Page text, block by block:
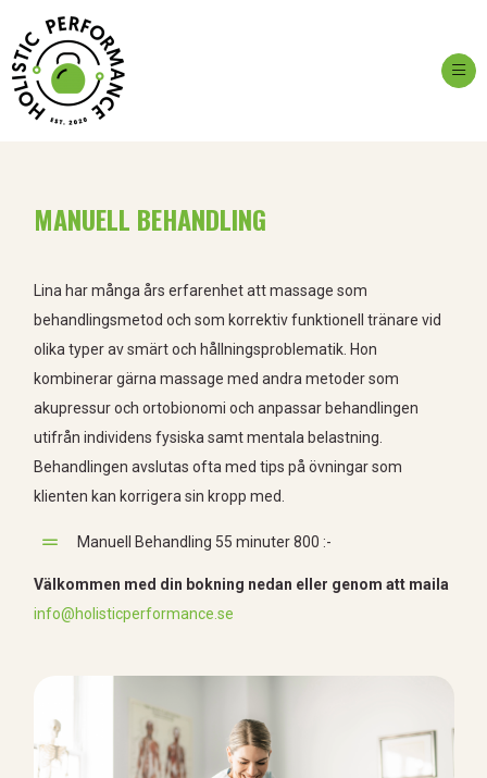
MANUELL BEHANDLING
Lina har många års erfarenhet att massage som
behandlingsmetod och som korrektiv funktionell tränare vid
olika typer av smärt och hållningsproblematik. Hon
kombinerar gärna massage med andra metoder som
akupressur och ortobionomi och anpassar behandlingen
utifrån individens fysiska samt mentala belastning.
Behandlingen avslutas ofta med tips på övningar som
klienten kan korrigera sin kropp med.
Manuell Behandling 55 minuter 800 :-
Välkommen med din bokning nedan eller genom att maila
info@holisticperformance.se